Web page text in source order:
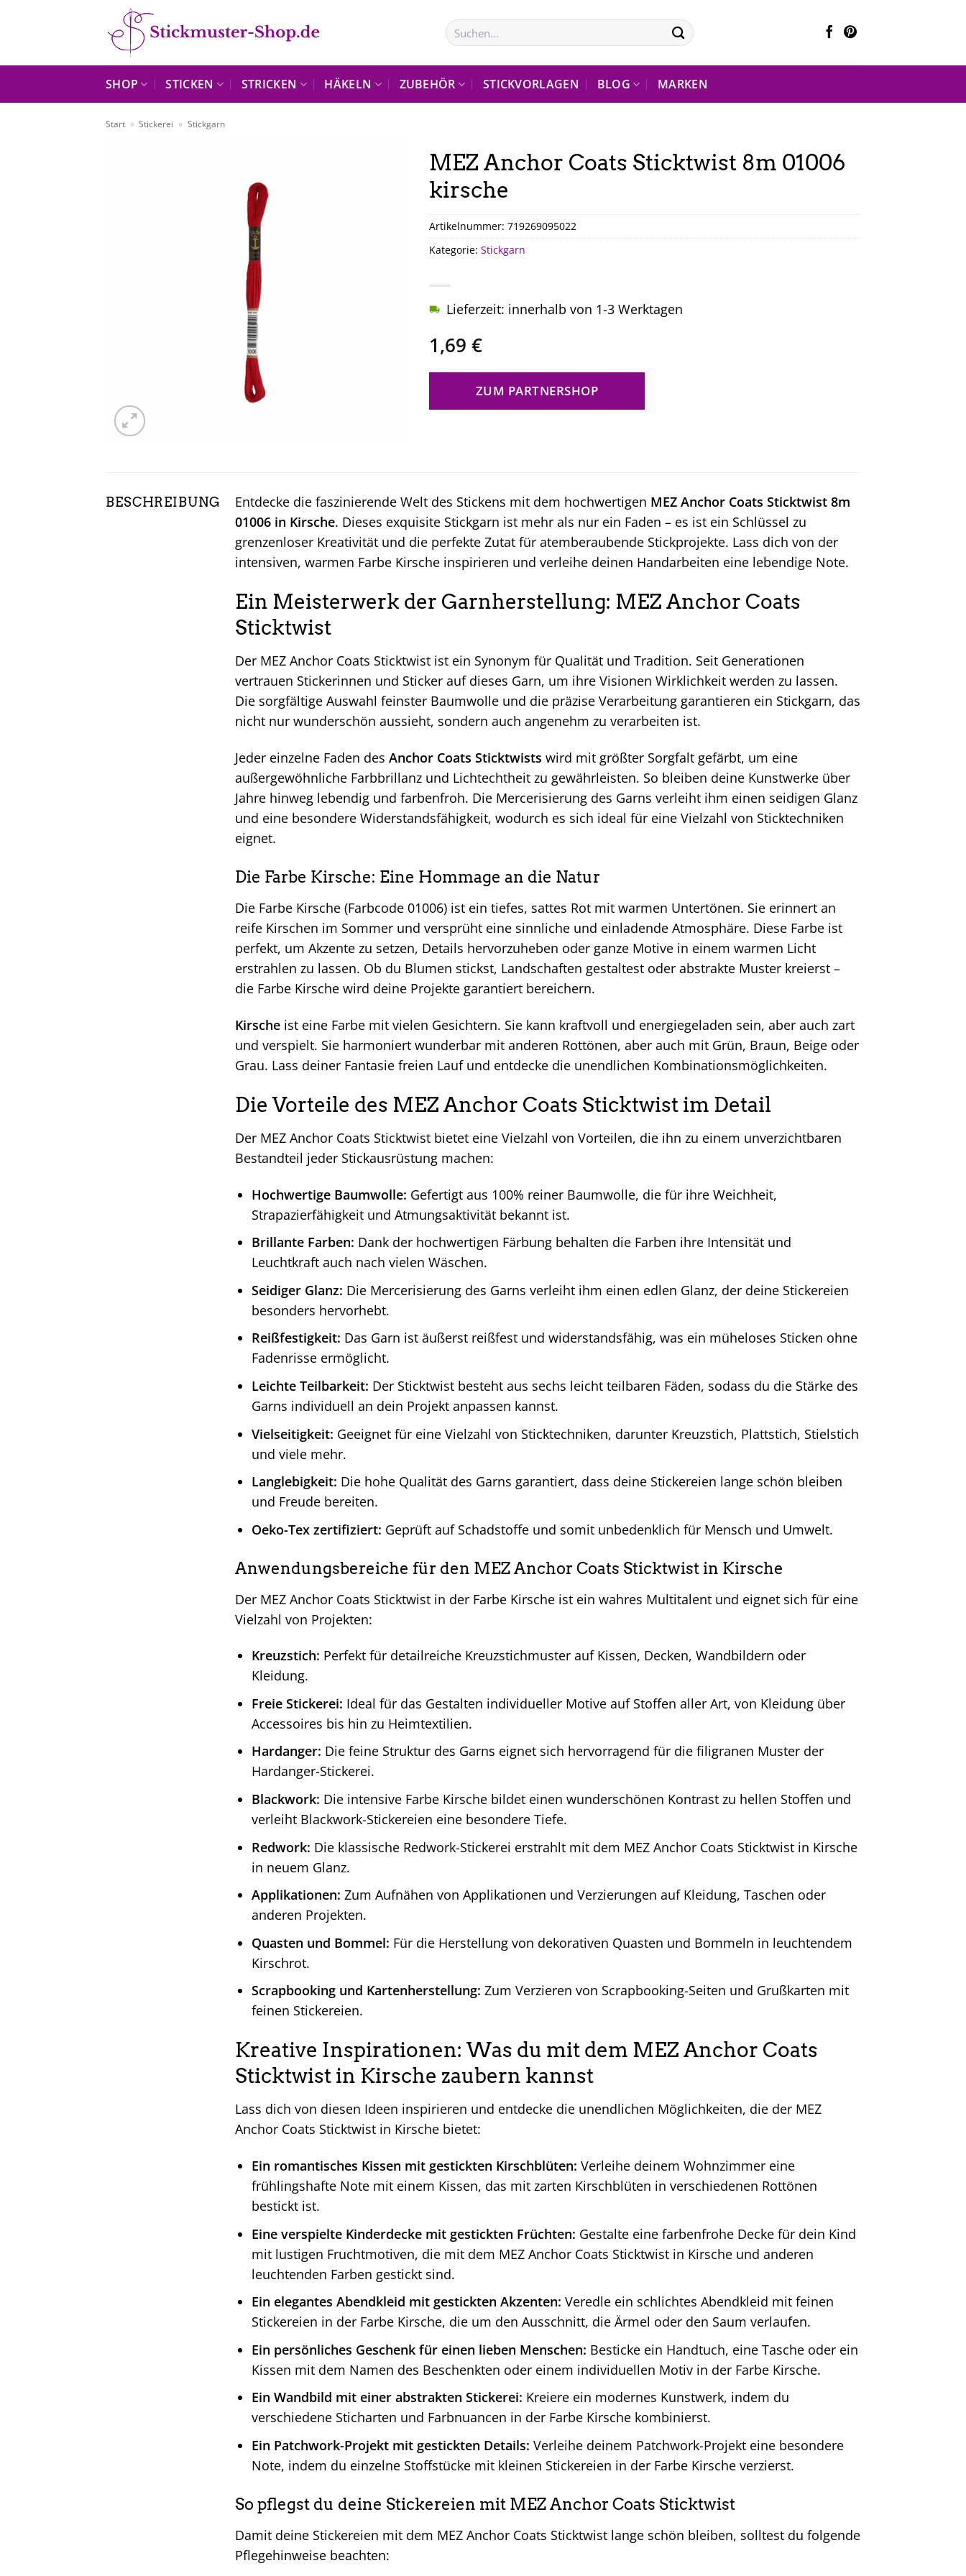
Suchen
nach:
SHOP STICKEN STRICKEN HÄKELN ZUBEHÖR STICKVORLAGEN BLOG MARKEN
Start » Stickerei » Stickgarn
MEZ Anchor Coats Sticktwist 8m 01006
kirsche
1,69 €
Lieferzeit: innerhalb von 1-3 Werktagen
ZUM PARTNERSHOP
Artikelnummer: 719269095022
Kategorie: Stickgarn
BESCHREIBUNG Entdecke die faszinierende Welt des Stickens mit dem hochwertigen MEZ Anchor Coats Sticktwist 8m
01006 in Kirsche. Dieses exquisite Stickgarn ist mehr als nur ein Faden – es ist ein Schlüssel zu
grenzenloser Kreativität und die perfekte Zutat für atemberaubende Stickprojekte. Lass dich von der
intensiven, warmen Farbe Kirsche inspirieren und verleihe deinen Handarbeiten eine lebendige Note.
Ein Meisterwerk der Garnherstellung: MEZ Anchor Coats
Sticktwist
Der MEZ Anchor Coats Sticktwist ist ein Synonym für Qualität und Tradition. Seit Generationen
vertrauen Stickerinnen und Sticker auf dieses Garn, um ihre Visionen Wirklichkeit werden zu lassen.
Die sorgfältige Auswahl feinster Baumwolle und die präzise Verarbeitung garantieren ein Stickgarn, das
nicht nur wunderschön aussieht, sondern auch angenehm zu verarbeiten ist.
Jeder einzelne Faden des Anchor Coats Sticktwists wird mit größter Sorgfalt gefärbt, um eine
außergewöhnliche Farbbrillanz und Lichtechtheit zu gewährleisten. So bleiben deine Kunstwerke über
Jahre hinweg lebendig und farbenfroh. Die Mercerisierung des Garns verleiht ihm einen seidigen Glanz
und eine besondere Widerstandsfähigkeit, wodurch es sich ideal für eine Vielzahl von Sticktechniken
eignet.
Die Farbe Kirsche: Eine Hommage an die Natur
Die Farbe Kirsche (Farbcode 01006) ist ein tiefes, sattes Rot mit warmen Untertönen. Sie erinnert an
reife Kirschen im Sommer und versprüht eine sinnliche und einladende Atmosphäre. Diese Farbe ist
perfekt, um Akzente zu setzen, Details hervorzuheben oder ganze Motive in einem warmen Licht
erstrahlen zu lassen. Ob du Blumen stickst, Landschaften gestaltest oder abstrakte Muster kreierst –
die Farbe Kirsche wird deine Projekte garantiert bereichern.
Kirsche ist eine Farbe mit vielen Gesichtern. Sie kann kraftvoll und energiegeladen sein, aber auch zart
und verspielt. Sie harmoniert wunderbar mit anderen Rottönen, aber auch mit Grün, Braun, Beige oder
Grau. Lass deiner Fantasie freien Lauf und entdecke die unendlichen Kombinationsmöglichkeiten.
Die Vorteile des MEZ Anchor Coats Sticktwist im Detail
Der MEZ Anchor Coats Sticktwist bietet eine Vielzahl von Vorteilen, die ihn zu einem unverzichtbaren
Bestandteil jeder Stickausrüstung machen:
Hochwertige Baumwolle: Gefertigt aus 100% reiner Baumwolle, die für ihre Weichheit,
Strapazierfähigkeit und Atmungsaktivität bekannt ist.
Brillante Farben: Dank der hochwertigen Färbung behalten die Farben ihre Intensität und
Leuchtkraft auch nach vielen Wäschen.
Seidiger Glanz: Die Mercerisierung des Garns verleiht ihm einen edlen Glanz, der deine Stickereien
besonders hervorhebt.
Reißfestigkeit: Das Garn ist äußerst reißfest und widerstandsfähig, was ein müheloses Sticken ohne
Fadenrisse ermöglicht.
Leichte Teilbarkeit: Der Sticktwist besteht aus sechs leicht teilbaren Fäden, sodass du die Stärke des
Garns individuell an dein Projekt anpassen kannst.
Vielseitigkeit: Geeignet für eine Vielzahl von Sticktechniken, darunter Kreuzstich, Plattstich, Stielstich
und viele mehr.
Langlebigkeit: Die hohe Qualität des Garns garantiert, dass deine Stickereien lange schön bleiben
und Freude bereiten.
Oeko-Tex zertifiziert: Geprüft auf Schadstoffe und somit unbedenklich für Mensch und Umwelt.
Anwendungsbereiche für den MEZ Anchor Coats Sticktwist in Kirsche
Der MEZ Anchor Coats Sticktwist in der Farbe Kirsche ist ein wahres Multitalent und eignet sich für eine
Vielzahl von Projekten:
Kreuzstich: Perfekt für detailreiche Kreuzstichmuster auf Kissen, Decken, Wandbildern oder
Kleidung.
Freie Stickerei: Ideal für das Gestalten individueller Motive auf Stoffen aller Art, von Kleidung über
Accessoires bis hin zu Heimtextilien.
Hardanger: Die feine Struktur des Garns eignet sich hervorragend für die filigranen Muster der
Hardanger-Stickerei.
Blackwork: Die intensive Farbe Kirsche bildet einen wunderschönen Kontrast zu hellen Stoffen und
verleiht Blackwork-Stickereien eine besondere Tiefe.
Redwork: Die klassische Redwork-Stickerei erstrahlt mit dem MEZ Anchor Coats Sticktwist in Kirsche
in neuem Glanz.
Applikationen: Zum Aufnähen von Applikationen und Verzierungen auf Kleidung, Taschen oder
anderen Projekten.
Quasten und Bommel: Für die Herstellung von dekorativen Quasten und Bommeln in leuchtendem
Kirschrot.
Scrapbooking und Kartenherstellung: Zum Verzieren von Scrapbooking-Seiten und Grußkarten mit
feinen Stickereien.
Kreative Inspirationen: Was du mit dem MEZ Anchor Coats
Sticktwist in Kirsche zaubern kannst
Lass dich von diesen Ideen inspirieren und entdecke die unendlichen Möglichkeiten, die der MEZ
Anchor Coats Sticktwist in Kirsche bietet:
Ein romantisches Kissen mit gestickten Kirschblüten: Verleihe deinem Wohnzimmer eine
frühlingshafte Note mit einem Kissen, das mit zarten Kirschblüten in verschiedenen Rottönen
bestickt ist.
Eine verspielte Kinderdecke mit gestickten Früchten: Gestalte eine farbenfrohe Decke für dein Kind
mit lustigen Fruchtmotiven, die mit dem MEZ Anchor Coats Sticktwist in Kirsche und anderen
leuchtenden Farben gestickt sind.
Ein elegantes Abendkleid mit gestickten Akzenten: Veredle ein schlichtes Abendkleid mit feinen
Stickereien in der Farbe Kirsche, die um den Ausschnitt, die Ärmel oder den Saum verlaufen.
Ein persönliches Geschenk für einen lieben Menschen: Besticke ein Handtuch, eine Tasche oder ein
Kissen mit dem Namen des Beschenkten oder einem individuellen Motiv in der Farbe Kirsche.
Ein Wandbild mit einer abstrakten Stickerei: Kreiere ein modernes Kunstwerk, indem du
verschiedene Sticharten und Farbnuancen in der Farbe Kirsche kombinierst.
Ein Patchwork-Projekt mit gestickten Details: Verleihe deinem Patchwork-Projekt eine besondere
Note, indem du einzelne Stoffstücke mit kleinen Stickereien in der Farbe Kirsche verzierst.
So pflegst du deine Stickereien mit MEZ Anchor Coats Sticktwist
Damit deine Stickereien mit dem MEZ Anchor Coats Sticktwist lange schön bleiben, solltest du folgende
Pflegehinweise beachten: